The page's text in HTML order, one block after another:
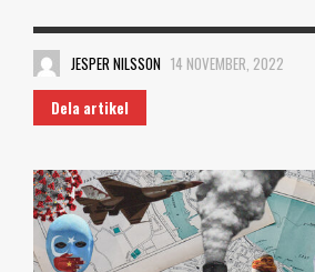
JESPER NILSSON 14 NOVEMBER, 2022
Dela artikel